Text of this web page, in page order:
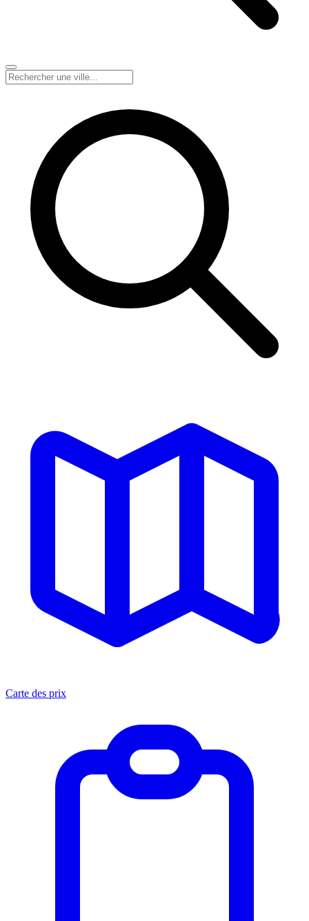
Carte des prix